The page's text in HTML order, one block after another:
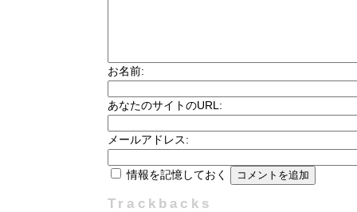
お名前:
あなたのサイトのURL:
メールアドレス:
情報を記憶しておく
Trackbacks